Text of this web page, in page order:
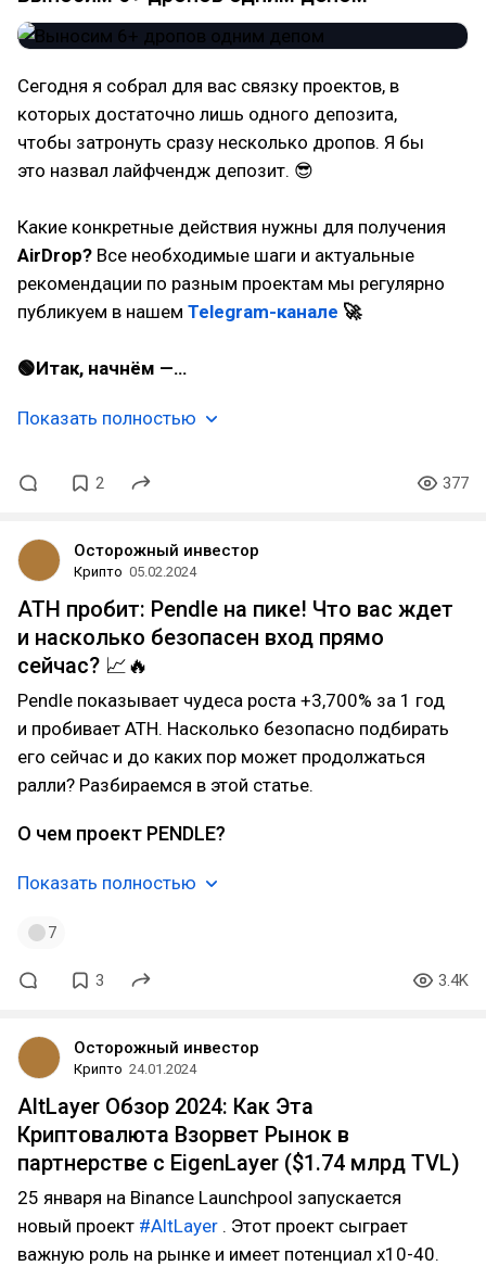
Сегодня я собрал для вас связку проектов, в
которых достаточно лишь одного депозита,
чтобы затронуть сразу несколько дропов. Я бы
это назвал лайфчендж депозит. 😎
Какие конкретные действия нужны для получения
AirDrop? Все необходимые шаги и актуальные
рекомендации по разным проектам мы регулярно
публикуем в нашем Telegram-канале 🚀
🟢Итак, начнём —…
Показать полностью
2 377
Осторожный инвестор
Крипто 05.02.2024
ATH пробит: Pendle на пике! Что вас ждет
и насколько безопасен вход прямо
сейчас? 📈🔥
Pendle показывает чудеса роста +3,700% за 1 год
и пробивает ATH. Насколько безопасно подбирать
его сейчас и до каких пор может продолжаться
ралли? Разбираемся в этой статье.
О чем проект PENDLE?
Показать полностью
7
3 3.4K
Осторожный инвестор
Крипто 24.01.2024
AltLayer Обзор 2024: Как Эта
Криптовалюта Взорвет Рынок в
партнерстве с EigenLayer ($1.74 млрд TVL)
25 января на Binance Launchpool запускается
новый проект #AltLayer . Этот проект сыграет
важную роль на рынке и имеет потенциал х10-40.